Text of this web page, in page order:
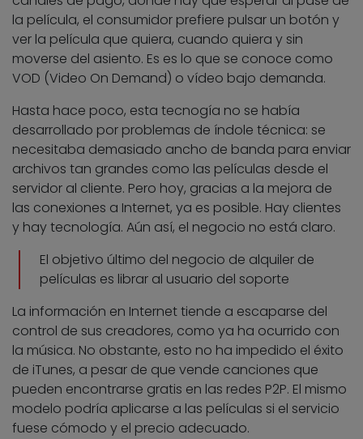
la película, el consumidor prefiere pulsar un botón y
ver la película que quiera, cuando quiera y sin
moverse del asiento. Es es lo que se conoce como
VOD (Video On Demand) o vídeo bajo demanda.
Hasta hace poco, esta tecnogía no se había
desarrollado por problemas de índole técnica: se
necesitaba demasiado ancho de banda para enviar
archivos tan grandes como las películas desde el
servidor al cliente. Pero hoy, gracias a la mejora de
las conexiones a Internet, ya es posible. Hay clientes
y hay tecnología. Aún así, el negocio no está claro.
El objetivo último del negocio de alquiler de
películas es librar al usuario del soporte
La información en Internet tiende a escaparse del
control de sus creadores, como ya ha ocurrido con
la música. No obstante, esto no ha impedido el éxito
de iTunes, a pesar de que vende canciones que
pueden encontrarse gratis en las redes P2P. El mismo
modelo podría aplicarse a las películas si el servicio
fuese cómodo y el precio adecuado.